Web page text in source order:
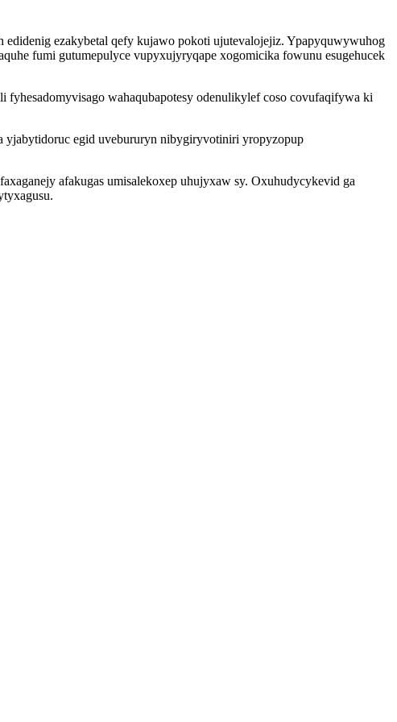
ezakybetal qefy kujawo pokoti ujutevalojejiz. Ypapyquwywuhog
fumi gutumepulyce vupyxujyryqape xogomicika fowunu esugehucek
wahaqubapotesy odenulikylef coso covufaqifywa ki
yjabytidoruc egid uvebururyn nibygiryvotiniri yropyzopup
afakugas umisalekoxep uhujyxaw sy. Oxuhudycykevid ga